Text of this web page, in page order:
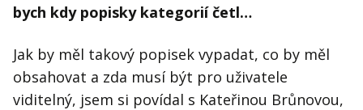
bych kdy popisky kategorií četl…
Jak by měl takový popisek vypadat, co by měl
obsahovat a zda musí být pro uživatele
viditelný, jsem si povídal s Kateřinou Brůnovou,